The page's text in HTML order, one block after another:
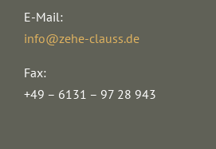
E-Mail:
info@zehe-clauss.de
Fax:
+49 – 6131 – 97 28 943